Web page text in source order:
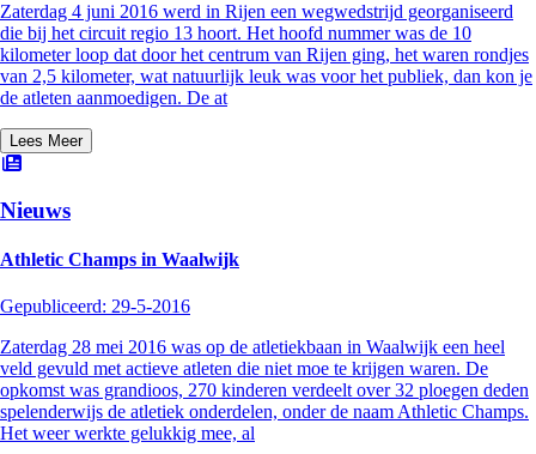
Zaterdag 4 juni 2016 werd in Rijen een wegwedstrijd georganiseerd
die bij het circuit regio 13 hoort. Het hoofd nummer was de 10
kilometer loop dat door het centrum van Rijen ging, het waren rondjes
van 2,5 kilometer, wat natuurlijk leuk was voor het publiek, dan kon je
de atleten aanmoedigen. De at
Lees Meer
Nieuws
Athletic Champs in Waalwijk
Gepubliceerd: 29-5-2016
Zaterdag 28 mei 2016 was op de atletiekbaan in Waalwijk een heel
veld gevuld met actieve atleten die niet moe te krijgen waren. De
opkomst was grandioos, 270 kinderen verdeelt over 32 ploegen deden
spelenderwijs de atletiek onderdelen, onder de naam Athletic Champs.
Het weer werkte gelukkig mee, al